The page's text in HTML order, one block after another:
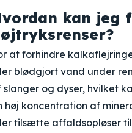
kan jeg
at forhindre
blødgjort vand under
slanger og dyser, hvilket
høj koncentration af
tilsætte affaldsopløser